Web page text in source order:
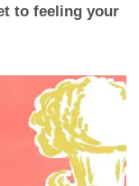
to feeling your